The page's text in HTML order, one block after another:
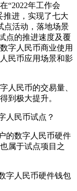
“2022年工作会
推进，实现了七大
点活动，落地场景
点的推进速度及覆
字人民币商业使用
民币应用场景和影
民币的交易量、
到极大提升。
民币试点？
数字人民币硬件
属于试点项目之
人民币硬件钱包